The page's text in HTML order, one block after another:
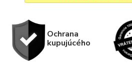
Ochrana
kupujúcého